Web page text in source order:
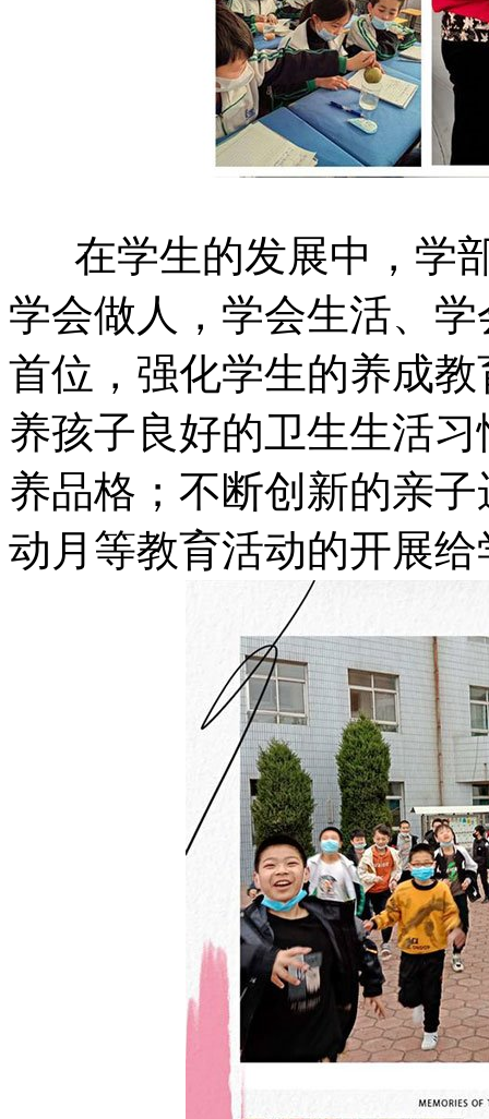
在学生的发展中，学
学会做人，学会生活、
首位，强化学生的养成
养孩子良好的卫生生活
养品格；不断创新的亲
动月等教育活动的开展